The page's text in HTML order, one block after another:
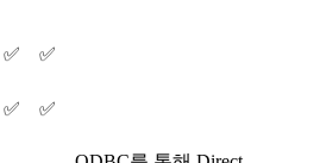
✅ ✅
✅ ✅